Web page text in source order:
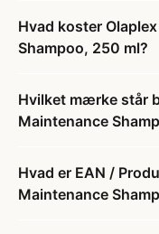
Hvad koster
Shampoo, 250 ml?
Hvilket mærke står
Maintenance
Hvad er EAN /
Maintenance